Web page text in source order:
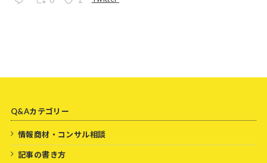
Q&Aカテゴリー
情報商材・コンサル相談
記事の書き方